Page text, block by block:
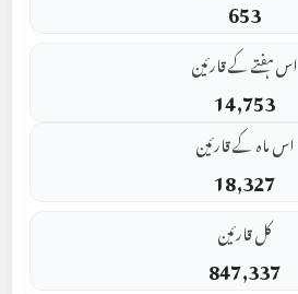
653
اس ہفتے کے قارئین
14,753
اس ماہ کے قارئین
18,327
کل قارئین
847,337